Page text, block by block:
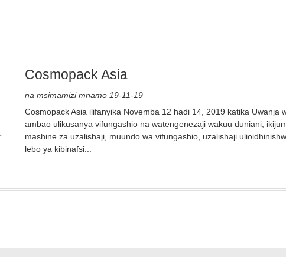
Cosmopack Asia
na msimamizi mnamo 19-11-19
Cosmopack Asia ilifanyika Novemba 12 hadi 14, 2019 katika Uwanja
ambao ulikusanya vifungashio na watengenezaji wakuu duniani,
mashine za uzalishaji, muundo wa vifungashio, uzalishaji
lebo ya kibinafsi...